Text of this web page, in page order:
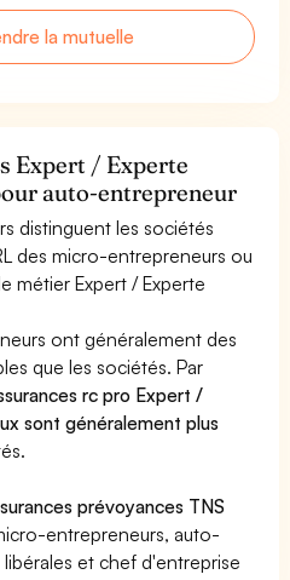
la mutuelle
Expert / Experte
auto-entrepreneur
distinguent les sociétés
des micro-entrepreneurs ou
métier Expert / Experte
ont généralement des
que les sociétés. Par
rc pro Expert /
sont généralement plus
prévoyances TNS
entrepreneurs, auto-
et chef d'entreprise